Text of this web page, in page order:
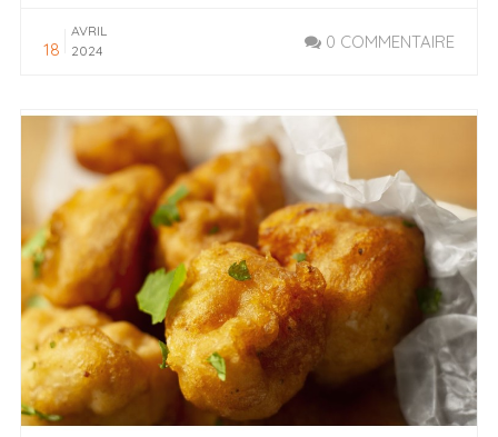
18
AVRIL
2024
0 COMMENTAIRE